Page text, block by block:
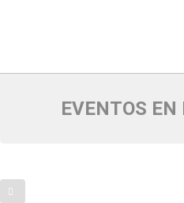
EVENTOS EN